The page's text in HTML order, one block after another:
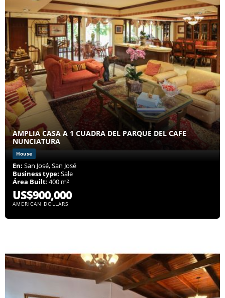
AMPLIA CASA A 1 CUADRA DEL PARQUE DEL CAFE
NUNCIATURA
House
En: San José, San José
Business type: Sale
Área Built: 400 m²
US$900,000
AMERICAN DOLLARS